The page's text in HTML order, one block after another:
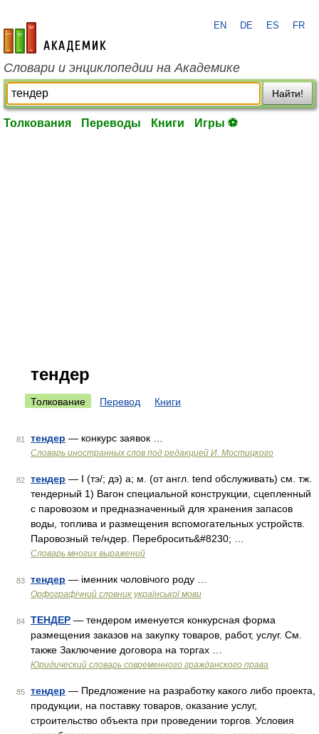
academic.ru
EN DE ES FR
Словари и энциклопедии на Академике
Найти!
Толкования Переводы Книги Игры ⚽
тендер
Толкование Перевод Книги
81 тендер — конкурс заявок …
Словарь иностранных слов под редакцией И. Мостицкого
82 тендер — I (тэ/; дэ) а; м. (от англ. tend обслуживать) см. тж.
тендерный 1) Вагон специальной конструкции, сцепленный
с паровозом и предназначенный для хранения запасов
воды, топлива и размещения вспомогательных устройств.
Паровозный те/ндер. Перебросить&#8230; …
Словарь многих выражений
83 тендер — іменник чоловічого роду …
Орфографічний словник української мови
84 ТЕНДЕР — тендером именуется конкурсная форма
размещения заказов на закупку товаров, работ, услуг. См.
также Заключение договора на торгах …
Юридический словарь современного гражданского права
85 тендер — Предложение на разработку какого либо проекта,
продукции, на поставку товаров, оказание услуг,
строительство объекта при проведении торгов. Условия